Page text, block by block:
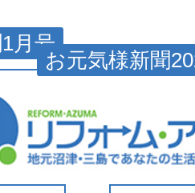
月号
お元気様新聞